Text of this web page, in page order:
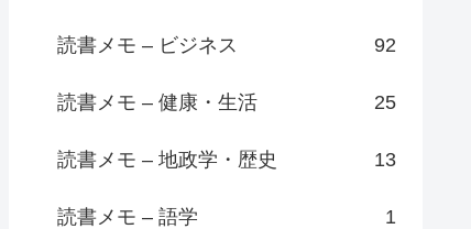
読書メモ – ビジネス 92
読書メモ – 健康・生活 25
読書メモ – 地政学・歴史 13
読書メモ – 語学 1